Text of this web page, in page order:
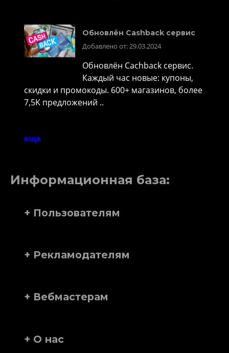
Обновлён Cashback сервис
Добавлено от: 29.03.2024
Обновлён Cachback сервис.
Каждый час новые: купоны,
скидки и промокоды. 600+ магазинов, более
7,5K предложений ..
еще
Информационная база:
+ Пользователям
+ Рекламодателям
+ Вебмастерам
+ О нас